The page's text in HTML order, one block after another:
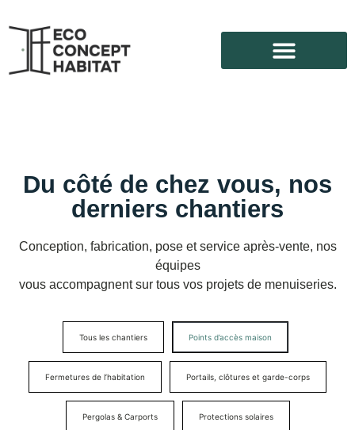
Du côté de chez vous, nos
derniers chantiers
Conception, fabrication, pose et service après-vente, nos
équipes
vous accompagnent sur tous vos projets de menuiseries.
Tous les chantiers Points d’accès maison
Fermetures de l’habitation Portails, clôtures et garde-corps
Pergolas & Carports Protections solaires